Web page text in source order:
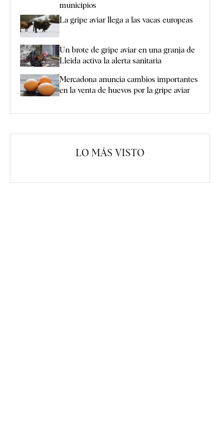
municipios
La gripe aviar llega a las vacas europeas
Un brote de gripe aviar en una granja de
Lleida activa la alerta sanitaria
Mercadona anuncia cambios importantes
en la venta de huevos por la gripe aviar
LO MÁS VISTO